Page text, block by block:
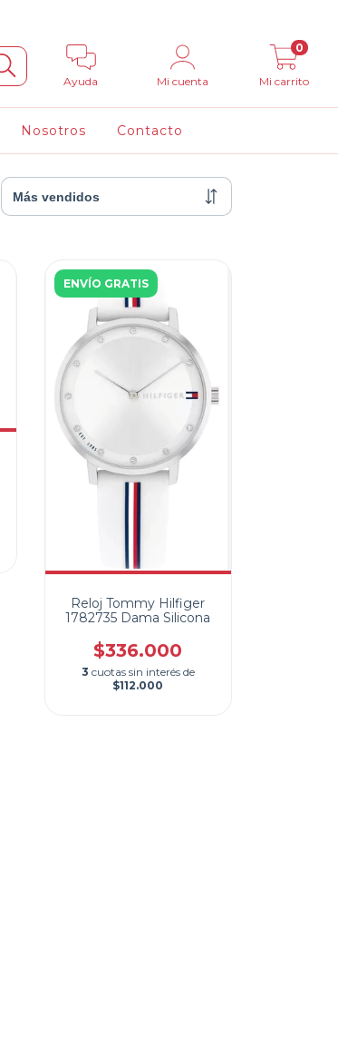
Ayuda Mi cuenta Mi carrito
0
Nosotros Contacto
ENVÍO GRATIS
Reloj Tommy Hilfiger
1782735 Dama Silicona
$336.000
3 cuotas sin interés de
$112.000